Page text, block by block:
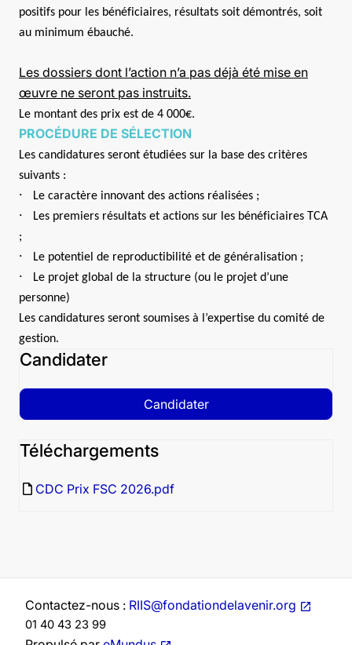
positifs pour les bénéficiaires, résultats soit démontrés, soit
au minimum ébauché.
Les dossiers dont l’action n’a pas déjà été mise en
œuvre ne seront pas instruits.
Le montant des prix est de 4 000€.
PROCÉDURE DE SÉLECTION
Les candidatures seront étudiées sur la base des critères
suivants :
· Le caractère innovant des actions réalisées ;
·
Les premiers résultats et actions sur les bénéficiaires TCA
;
· Le potentiel de reproductibilité et de généralisation ;
·
Le projet global de la structure (ou le projet d’une
personne)
Les candidatures seront soumises à l’expertise du comité de
gestion.
Candidater
Candidater
Téléchargements
insert_drive_file CDC Prix FSC 2026.pdf
Contactez-nous : RIIS@fondationdelavenir.org
01 40 43 23 99